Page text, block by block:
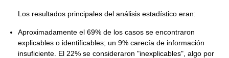
Los resultados principales del análisis estadístico eran:
Aproximadamente el 69% de los casos se encontraron
explicables o identificables; un 9% carecía de información
insuficiente. El 22% se consideraron "inexplicables", algo por